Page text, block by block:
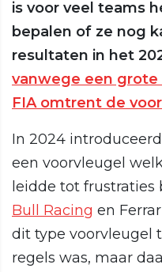
is voor veel teams
bepalen of ze nog
resultaten in het
vanwege een
FIA omtrent de
In 2024
een voorvleugel
leidde tot frustraties
Bull Racing en
dit type voorvleugel
regels was, maar